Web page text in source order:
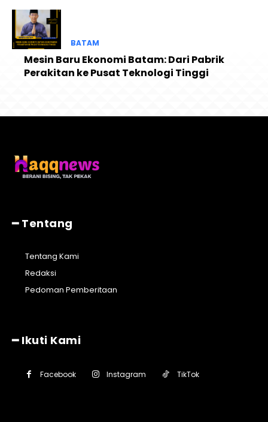
BATAM
Mesin Baru Ekonomi Batam: Dari Pabrik
Perakitan ke Pusat Teknologi Tinggi
━ Tentang
Tentang Kami
Redaksi
Pedoman Pemberitaan
━ Ikuti Kami
Facebook Instagram TikTok